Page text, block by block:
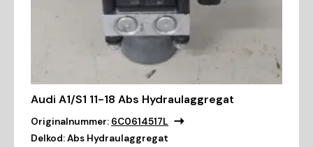
Audi A1/S1 11-18 Abs Hydraulaggregat
Originalnummer: 6C0614517L
Delkod:Abs Hydraulaggregat